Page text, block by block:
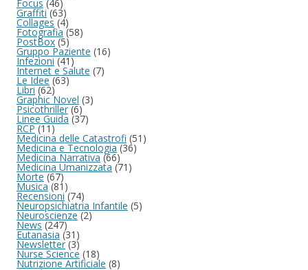
Focus(46)
Graffiti(63)
Collages (4)
Fotografia (58)
PostBox(5)
Gruppo Paziente (16)
Infezioni(41)
Internet e Salute (7)
Le Idee(63)
Libri(62)
Graphic Novel (3)
Psicothriller(6)
Linee Guida (37)
RCP(11)
Medicina delle Catastrofi (51)
Medicina e Tecnologia(36)
Medicina Narrativa(66)
Medicina Umanizzata (71)
Morte(67)
Musica(81)
Recensioni(74)
Neuropsichiatria Infantile (5)
Neuroscienze(2)
News(247)
Eutanasia (31)
Newsletter (3)
Nurse Science (18)
Nutrizione Artificiale (8)